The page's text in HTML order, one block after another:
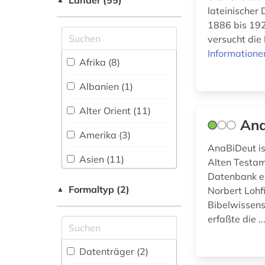
Militärwissenschaft
(1)
Musikwissenschaft
(19)
Natur- und
Umweltschutz (3)
Pädagogik (15)
Philosophie (56)
Physik (4)
Politologie (17)
Psychologie (8)
Rechtswissenschaft
aristoteles (1)
asien (1)
asien-afrika-
wissenschaften (1)
assisi (1)
audio recordings (1)
audiobibel (1)
aufklärung (2)
ausstellungskatalog
(1)
Shibboleth
Zugriff vor Ort
Afrika (8)
Albanien (1)
Alter Orient (11)
Amerika (3)
Asien (11)
Wuerttemberg (2)
Bayern (3)
Belgien (1)
▲ Formaltyp (2)
Datenträger (2)
lateinischer
1886 bis
versucht die
AnaBiDeut
Alten
Datenbank
Norbert
erfaßte die ...